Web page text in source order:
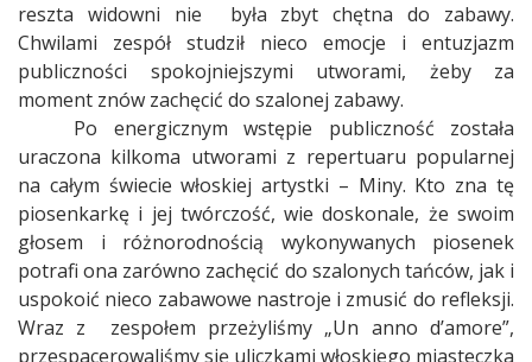
reszta widowni nie
była zbyt chętna do zabawy.
Chwilami zespół studził nieco emocje i entuzjazm
publiczności spokojniejszymi utworami, żeby za
moment znów zachęcić do szalonej zabawy.
Po energicznym wstępie publiczność została
uraczona kilkoma utworami z repertuaru popularnej
na całym świecie włoskiej artystki – Miny. Kto zna tę
piosenkarkę i jej twórczość, wie doskonale, że swoim
głosem i różnorodnością wykonywanych piosenek
potrafi ona zarówno zachęcić do szalonych tańców, jak i
uspokoić nieco zabawowe nastroje i zmusić do refleksji.
Wraz z
zespołem przeżyliśmy „Un anno d’amore”,
przespacerowaliśmy się uliczkami włoskiego miasteczka